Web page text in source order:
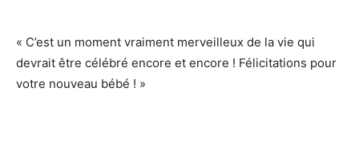
« C’est un moment vraiment merveilleux de la vie qui
devrait être célébré encore et encore ! Félicitations pour
votre nouveau bébé ! »